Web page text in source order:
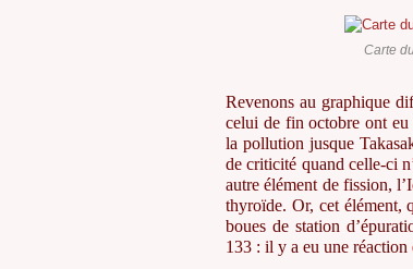
Carte
Revenons au graphique
celui de fin octobre ont
la pollution jusque
de criticité quand celle-ci
autre élément de fission,
thyroïde. Or, cet élément,
boues de station
133 : il y a eu une